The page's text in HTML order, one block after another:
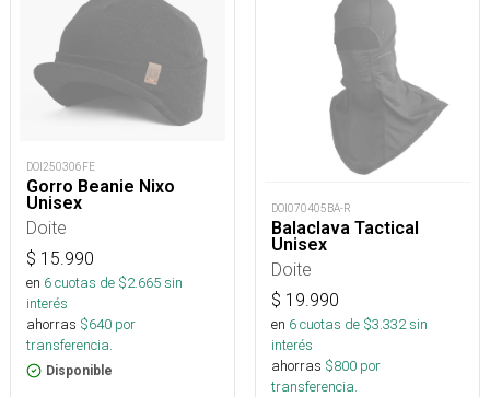
DOI250306FE
Gorro Beanie Nixo
Unisex
Doite
$ 15.990
en 6cuotas de $2.665sin
interés
ahorras $640 por
transferencia.
Disponible
DOI070405BA-R
Balaclava Tactical
Unisex
Doite
$ 19.990
en 6cuotas de $3.332sin
interés
ahorras $800 por
transferencia.